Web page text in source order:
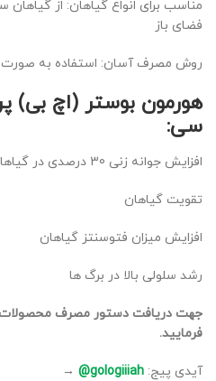
مناسب برای انواع گیاهان: از گیاهان
فضای باز
روش مصرف آسان: استفاده به صورت
سی:
افزایش جوانه زنی 30 درصدی در گیاهان
تقویت گیاهان
افزایش میزان فتوسنتز گیاهان
رشد سلولی بالا در برگ ها
جهت دریافت دستور مصرف محصولات
فرمایید.
آیدی پیج: gologiiiah@
→